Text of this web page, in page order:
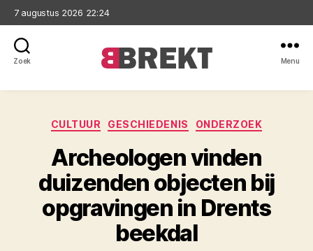
7 augustus 2026 22:24
Zoek Menu
Categorieën
CULTUUR GESCHIEDENIS ONDERZOEK
Archeologen vinden
duizenden objecten bij
opgravingen in Drents
beekdal